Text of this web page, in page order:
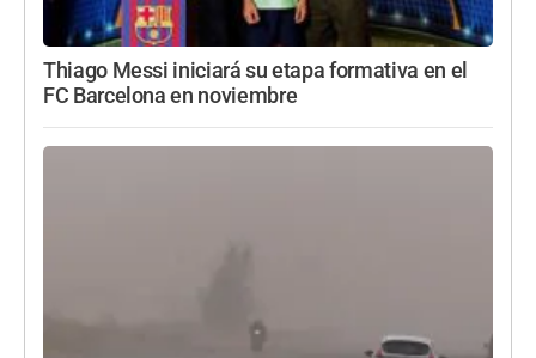
Thiago Messi iniciará su etapa formativa en el
FC Barcelona en noviembre